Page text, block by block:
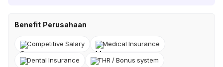
Benefit Perusahaan
Competitive Salary Medical Insurance
Dental Insurance THR / Bonus system